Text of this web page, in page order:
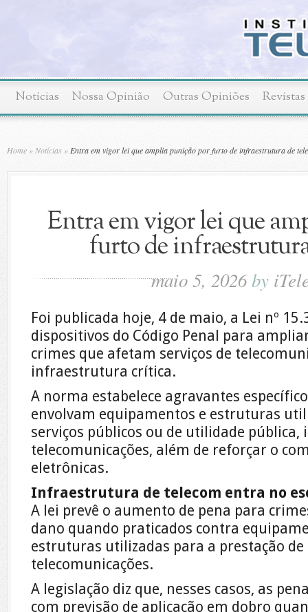
Notícias Nossa Opinião Outras Opiniões Revistas
Home » Notícias » Entra em vigor lei que amplia punição por furto de infraestrutura de
Entra em vigor lei que
furto de
maio 5, 2026by
Foi publicada hoje, 4 de maio, a Lei nº
dispositivos do Código Penal para
crimes que afetam serviços de
infraestrutura crítica.
A norma estabelece agravantes
envolvam equipamentos e estruturas
serviços públicos ou de utilidade pública,
telecomunicações, além de reforçar o
eletrônicas.
Infraestrutura de telecom entra no
A lei prevê o aumento de pena para
dano quando praticados contra
estruturas utilizadas para a prestação de
telecomunicações.
A legislação diz que, nesses casos, as
com previsão de aplicação em dobro